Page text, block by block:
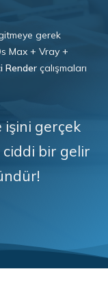
gerek
Max + Vray +
Render çalışmaları
işini gerçek
bir gelir